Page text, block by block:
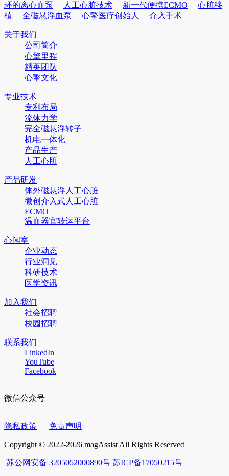
环的离心血泵
人工心脏技术 新一代便携ECMO
心脏移
植
全磁悬浮血泵 心擎医疗创始人 介入手术
关于我们
公司简介
心擎里程
精英团队
心擎文化
专业技术
专利布局
流体力学
完全磁悬浮转子
机电一体化
产品生产
人工心脏
产品研发
体外磁悬浮人工心脏
微创介入式人工心脏
ECMO
温血器官转运平台
心闻室
企业动态
行业洞见
科研技术
医学资讯
加入我们
社会招聘
校园招聘
联系我们
LinkedIn
YouTube
Facebook
微信公众号
隐私政策 免责声明
Copyright © 2022-2026 magAssist All Rights Reserved
苏公网安备 3205052000890号 苏ICP备17050215号